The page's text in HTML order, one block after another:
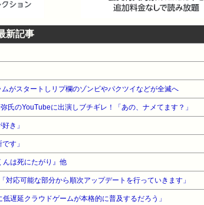
新記事
がスタートしリプ欄のゾンビやパクツイなどが全滅へ
のYouTubeに出演しブチギレ！「あの、ナメてます？」
き」
す」
んは死にたがり』他
応可能な部分から順次アップデートを行っていきます」
遅延クラウドゲームが本格的に普及するだろう」